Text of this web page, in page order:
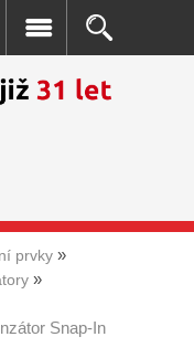
prvky
Snap-In